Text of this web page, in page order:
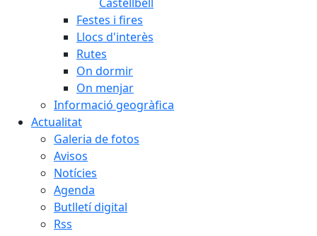
Festes i fires
Llocs d'interès
Rutes
On dormir
On menjar
Informació geogràfica
Actualitat
Galeria de fotos
Avisos
Notícies
Agenda
Butlletí digital
Rss